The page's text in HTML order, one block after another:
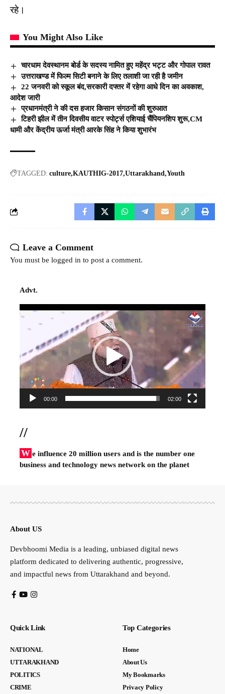
रहे।
You Might Also Like
चारधाम देवस्थानम बोर्ड के सदस्य नामित हुए महेंद्र भट्ट और गोपाल रावत
उत्तराखण्ड में फिल्म सिटी बनाने के लिए तलाशी जा रही है जमीन
22 जनवरी को स्कूल बंद,सरकारी दफ्तर में रहेगा आधे दिन का अवकाश,
आदेश जारी
प्रधानमंत्री ने की दस हजार किसान संगठनों की शुरुआत
टिहरी झील में तीन दिवसीय वाटर स्पोर्ट्स एशियाई चैंपियनशिप शुरू,CM
धामी और केंद्रीय ऊर्जा मंत्री आरके सिंह ने किया शुभारंभ
TAGGED: culture KAUTHIG-2017 Uttarakhand Youth
Leave a Comment
You must be logged in to post a comment.
Advt.
Video
00:00 02:00
//
W e influence 20 million users and is the number one
business and technology news network on the planet
About US
Devbhoomi Media is a leading, unbiased digital news
platform dedicated to delivering authentic, progressive,
and impactful news from Uttarakhand and beyond.
Quick Link
NATIONAL
UTTARAKHAND
POLITICS
CRIME
Top Categories
Home
About Us
My Bookmarks
Privacy Policy